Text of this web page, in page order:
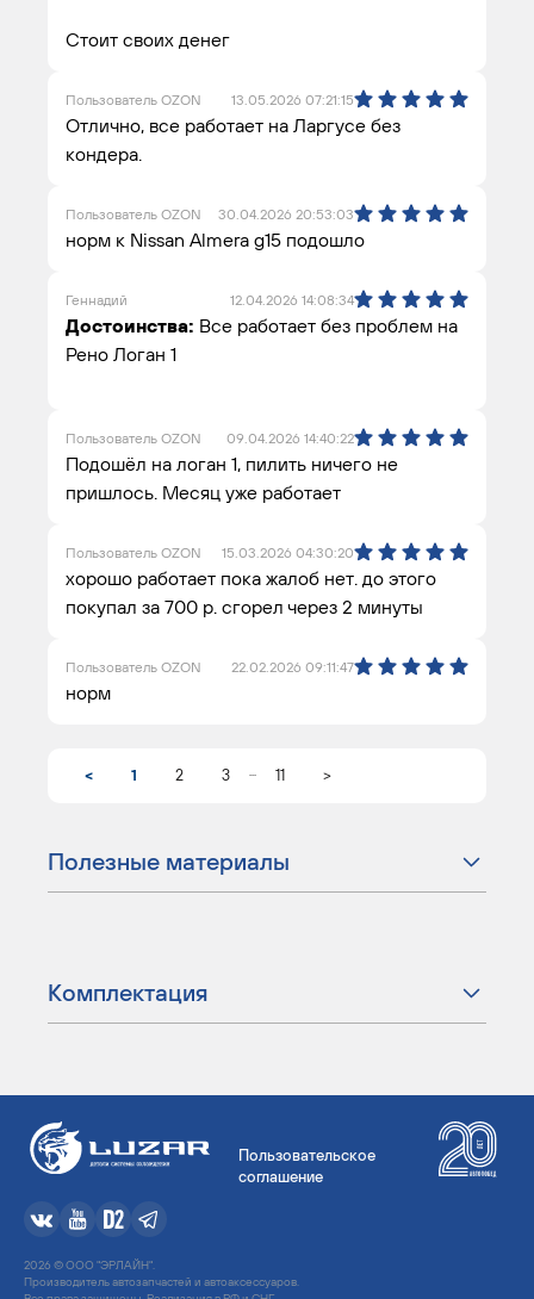
Стоит своих денег
Пользователь OZON 13.05.2026 07:21:15
Отлично, все работает на Ларгусе без
кондера.
Пользователь OZON 30.04.2026 20:53:03
норм к Nissan Almera g15 подошло
Геннадий 12.04.2026 14:08:34
Достоинства: Все работает без проблем на
Рено Логан 1
Пользователь OZON 09.04.2026 14:40:22
Подошёл на логан 1, пилить ничего не
пришлось. Месяц уже работает
Пользователь OZON 15.03.2026 04:30:20
хорошо работает пока жалоб нет. до этого
покупал за 700 р. сгорел через 2 минуты
Пользователь OZON 22.02.2026 09:11:47
норм
< 1 2 3 11 >
Полезные материалы
Комплектация
Пользовательское
соглашение
2026 © ООО "ЭРЛАЙН".
Производитель автозапчастей и автоаксессуаров.